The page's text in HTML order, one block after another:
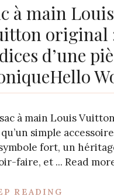
à main Louis
original
d’une
à main Louis
simple
fort, un
faire, et ... Read
READING